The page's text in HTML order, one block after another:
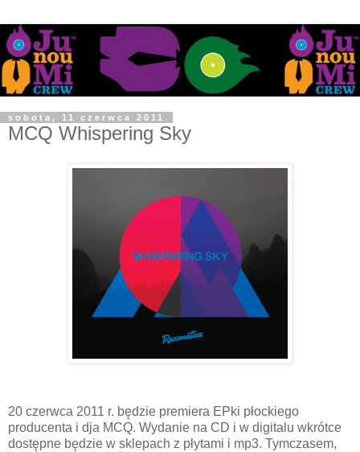
sobota, 11 czerwca 2011
MCQ Whispering Sky
20 czerwca 2011 r. będzie premiera EPki płockiego
producenta i dja MCQ. Wydanie na CD i w digitalu wkrótce
dostępne będzie w sklepach z płytami i mp3. Tymczasem,